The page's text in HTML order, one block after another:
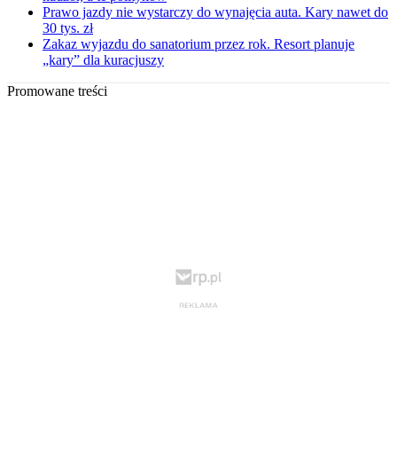
Prawo jazdy nie wystarczy do wynajęcia auta. Kary nawet do
30 tys. zł
Zakaz wyjazdu do sanatorium przez rok. Resort planuje
„kary” dla kuracjuszy
Promowane treści